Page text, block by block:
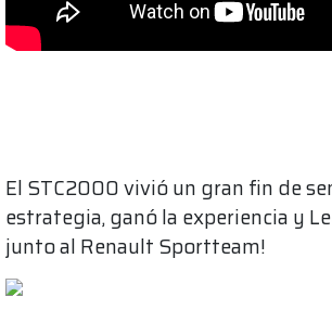
El STC2000 vivió un gran fin de
estrategia, ganó la experiencia y
junto al Renault Sportteam!